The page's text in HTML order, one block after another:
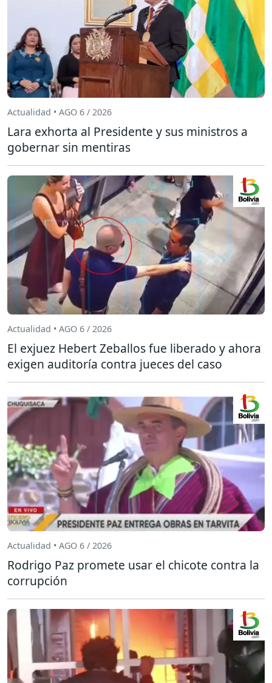
Actualidad • AGO 6 / 2026
Lara exhorta al Presidente y sus ministros a
gobernar sin mentiras
Actualidad • AGO 6 / 2026
El exjuez Hebert Zeballos fue liberado y ahora
exigen auditoría contra jueces del caso
Actualidad • AGO 6 / 2026
Rodrigo Paz promete usar el chicote contra la
corrupción